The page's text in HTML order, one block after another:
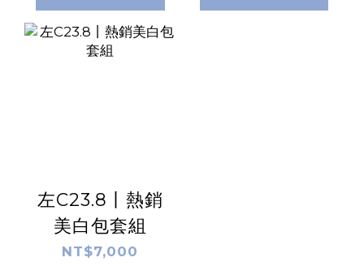
左C23.8丨熱銷
美白包套組
NT$7,000